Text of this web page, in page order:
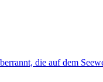
die auf dem